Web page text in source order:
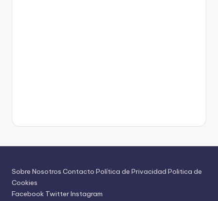
Sobre Nosotros Contacto Política de Privacidad Politica de
Cookies
Facebook TwitterInstagram